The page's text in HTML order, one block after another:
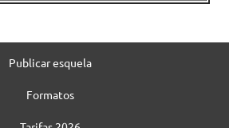
Publicar esquela
Formatos